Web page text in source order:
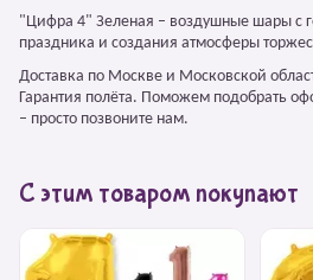
"Цифра 4" Зеленая – воздушные шары с
праздника и создания атмосферы
Доставка по Москве и Московской
Гарантия полёта. Поможем подобрать
– просто позвоните нам.
С этим товаром покупают